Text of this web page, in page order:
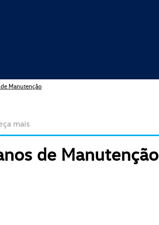
Manutenção
mais
de Manutenção